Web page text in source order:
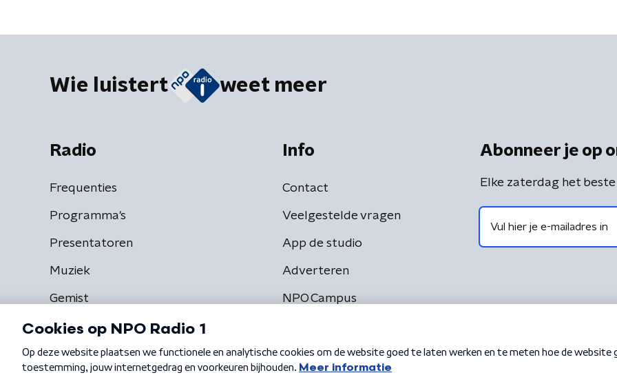
Wie luistert weet meer
Radio
Frequenties
Programma's
Presentatoren
Muziek
Gemist
Info
Contact
Veelgestelde vragen
App de studio
Adverteren
NPO Campus
Abonneer je op
Elke zaterdag het beste
Algemene voorwaarden Privacybeleid